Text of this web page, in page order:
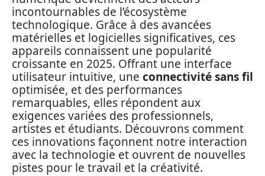
incontournables de l’écosystème
technologique. Grâce à des avancées
matérielles et logicielles significatives, ces
appareils connaissent une popularité
croissante en 2025. Offrant une interface
utilisateur intuitive, une connectivité sans fil
optimisée, et des performances
remarquables, elles répondent aux
exigences variées des professionnels,
artistes et étudiants. Découvrons comment
ces innovations façonnent notre interaction
avec la technologie et ouvrent de nouvelles
pistes pour le travail et la créativité.